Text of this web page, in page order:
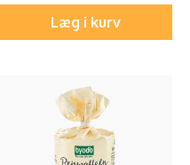
Læg i kurv